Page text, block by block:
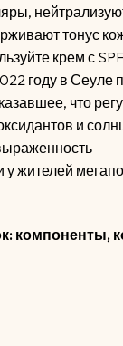
тонус
крем с
году в Сеуле
что
и
у жителей
компоненты,